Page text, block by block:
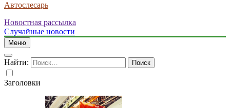
Автослесарь
Новостная рассылка
Случайные новости
Меню
Найти:
Заголовки